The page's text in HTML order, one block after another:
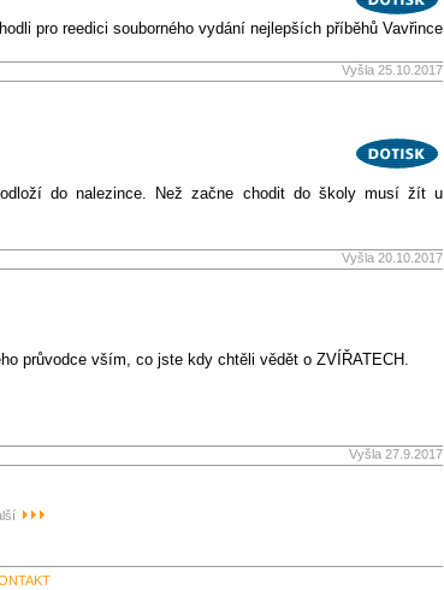
pro reedici souborného vydání nejlepších příběhů Vavřince
Vyšla 25.10.2017
do nalezince. Než začne chodit do školy musí žít u
Vyšla 20.10.2017
průvodce vším, co jste kdy chtěli vědět o ZVÍŘATECH.
Vyšla 27.9.2017